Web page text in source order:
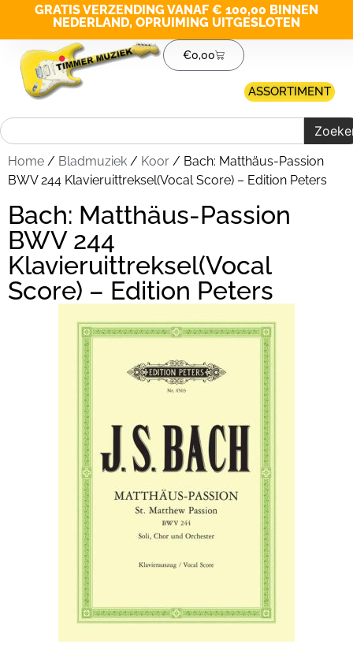
GRATIS VERZENDING VANAF € 100,00 BINNEN
NEDERLAND, OPRUIMING UITGESLOTEN
€0,00
ASSORTIMENT
Home / Bladmuziek / Koor / Bach: Matthäus-Passion
BWV 244 Klavieruittreksel(Vocal Score) – Edition Peters
Bach: Matthäus-Passion
BWV 244
Klavieruittreksel(Vocal
Score) – Edition Peters